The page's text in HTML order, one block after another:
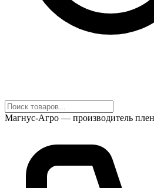
Магнус-Агро — производитель